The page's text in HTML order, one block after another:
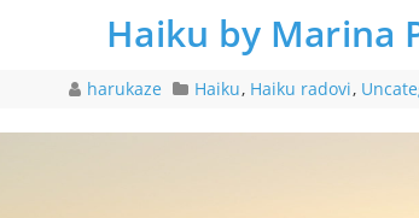
Haiku by Marina
harukaze Haiku, Haiku radovi,